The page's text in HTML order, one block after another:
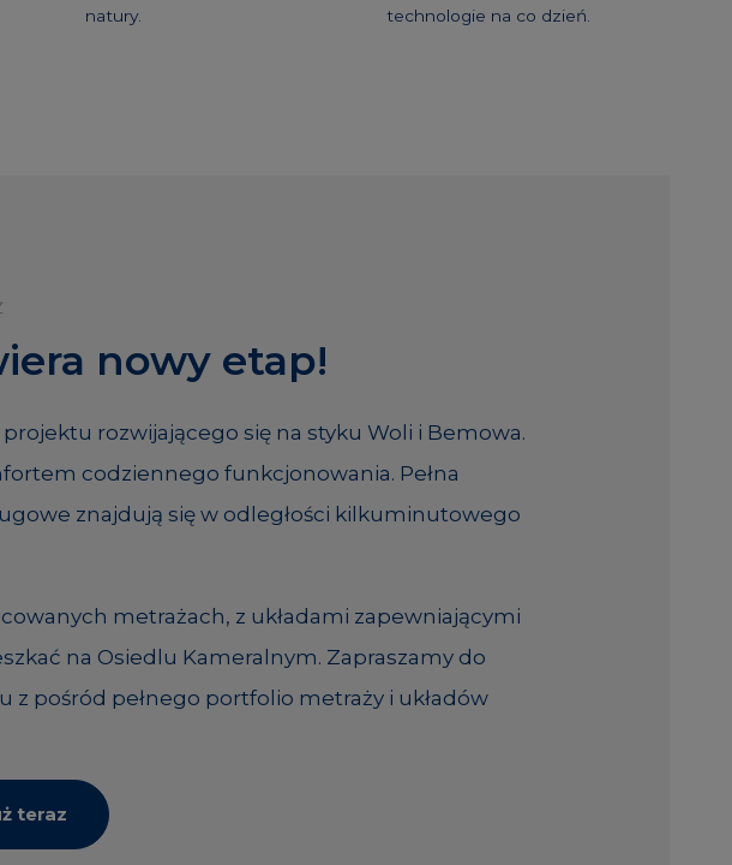
natury.
technologie na co dzień.
nowy etap!
rozwijającego się na styku Woli i Bemowa.
codziennego funkcjonowania. Pełna
znajdują się w odległości kilkuminutowego
metrażach, z układami zapewniającymi
na Osiedlu Kameralnym. Zapraszamy do
pośród pełnego portfolio metraży i układów
teraz